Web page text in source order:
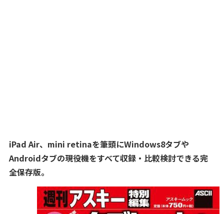
iPad Air、mini retinaを筆頭にWindows8タブや
Androidタブの現役機をすべて収録・比較検討できる完
全保存版。